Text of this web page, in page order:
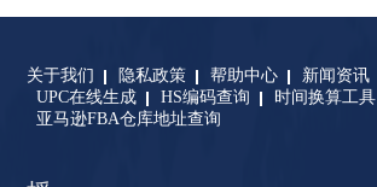
免3
仓储
期！
关于我们 隐私政策 帮助中心 新闻资讯
UPC在线生成
HS编码查询
时间换算工具
亚马逊FBA仓库地址查询